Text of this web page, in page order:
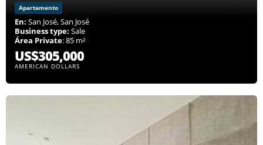
Apartamento
En: San José, San José
Business type: Sale
Área Private: 85 m²
US$305,000
AMERICAN DOLLARS